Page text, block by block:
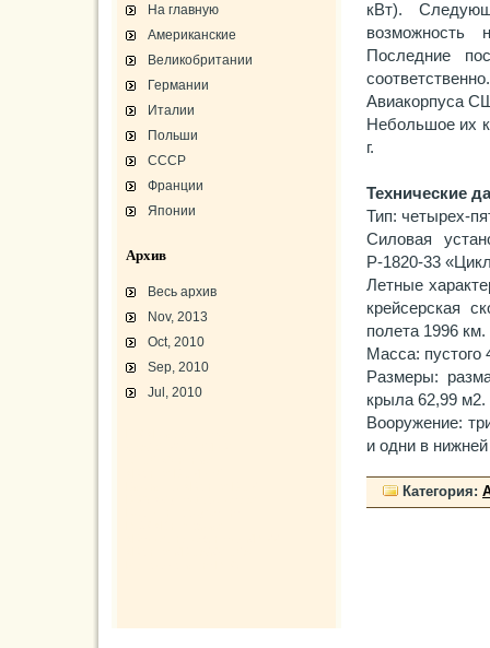
кВт).
возможность
Последние
Авиакорпуса
Небольшое их
г.
Технические
Тип: четырех-
Силовая
Р-1820-33
Летные
крейсерская
полета 1996 км.
Масса: пустого
Размеры:
крыла 62,99 м2.
Вооружение:
и одни в
Категория:
На главную
Американские
Великобритании
Германии
Италии
Польши
СССР
Франции
Японии
Архив
Весь архив
Nov, 2013
Oct, 2010
Sep, 2010
Jul, 2010